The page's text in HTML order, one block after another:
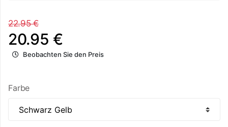
22.95 €
20.95 €
Beobachten Sie den Preis
Farbe